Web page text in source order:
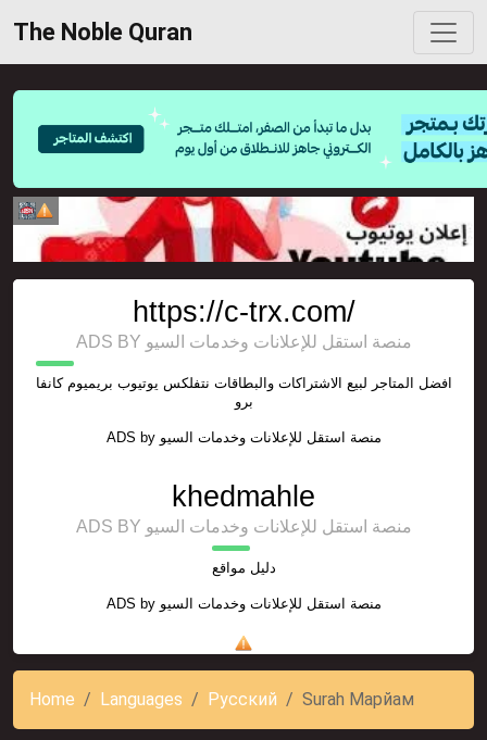
The Noble Quran
https://c-trx.com/
ADS BY منصة استقل للإعلانات وخدمات السيو
افضل المتاجر لبيع الاشتراكات والبطاقات نتفلكس يوتيوب بريميوم كانفا
برو
ADS by منصة استقل للإعلانات وخدمات السيو
khedmahle
ADS BY منصة استقل للإعلانات وخدمات السيو
دليل مواقع
ADS by منصة استقل للإعلانات وخدمات السيو
Home Languages Русский Surah Мapйaм